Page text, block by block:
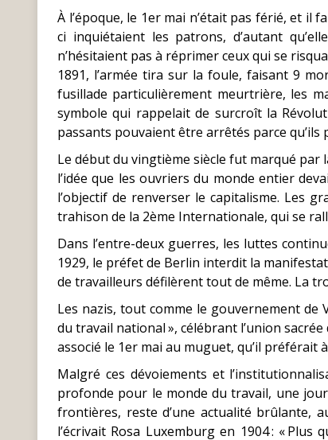
À l’époque, le 1er mai n’était pas férié, et
ci inquiétaient les patrons, d’autant
n’hésitaient pas à réprimer ceux qui se
1891, l’armée tira sur la foule, faisant 9
fusillade particulièrement meurtrière, les
symbole qui rappelait de surcroît la
passants pouvaient être arrêtés parce
Le début du vingtième siècle fut marqué par
l’idée que les ouvriers du monde entier
l’objectif de renverser le capitalisme. Les
trahison de la 2ème Internationale, qui se
Dans l’entre-deux guerres, les luttes
1929, le préfet de Berlin interdit la
de travailleurs défilèrent tout de même. La
Les nazis, tout comme le gouvernement de
du travail national », célébrant l’union
associé le 1er mai au muguet, qu’il préférait
Malgré ces dévoiements et
profonde pour le monde du travail, une
frontières, reste d’une actualité brûlante,
l’écrivait Rosa Luxemburg en 1904 : «